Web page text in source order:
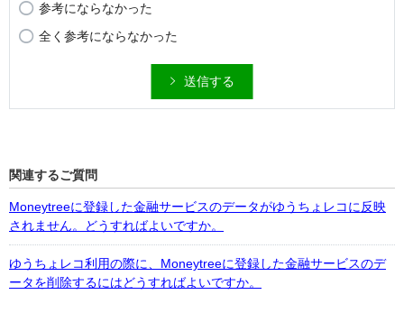
参考にならなかった
全く参考にならなかった
送信する
関連するご質問
Moneytreeに登録した金融サービスのデータがゆうちょレコに反映
されません。どうすればよいですか。
ゆうちょレコ利用の際に、Moneytreeに登録した金融サービスのデ
ータを削除するにはどうすればよいですか。